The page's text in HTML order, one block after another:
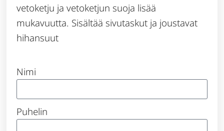
vetoketju ja vetoketjun suoja lisää
mukavuutta. Sisältää sivutaskut ja joustavat
hihansuut
Nimi
Puhelin